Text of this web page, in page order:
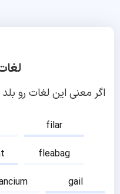
اگر معنی این لغات رو
filar
fleabag
gail